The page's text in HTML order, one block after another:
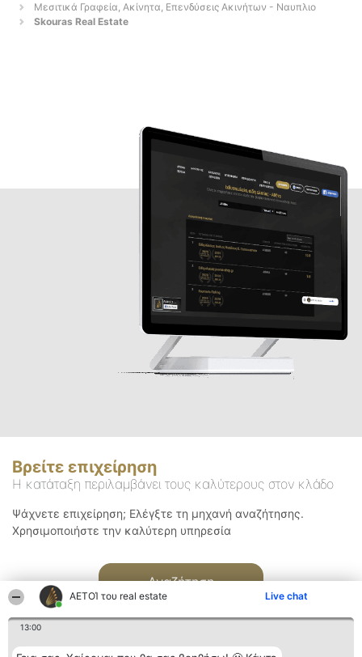
ΑΕΤΟΊ του real estate Live chat
13:00
Μεσιτικά Γραφεία, Ακίνητα, Επενδύσεις Ακινήτων - Ναυπλιο
Skouras Real Estate
Βρείτε επιχείρηση
Η κατάταξη περιλαμβάνει τους καλύτερους στον κλάδο
Ψάχνετε επιχείρηση; Ελέγξτε τη μηχανή αναζήτησης.
Χρησιμοποιήστε την καλύτερη υπηρεσία
Αναζήτηση